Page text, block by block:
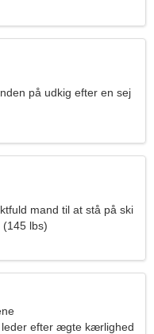
på udkig efter en sej
mand til at stå på ski
lbs)
leder efter ægte kærlighed